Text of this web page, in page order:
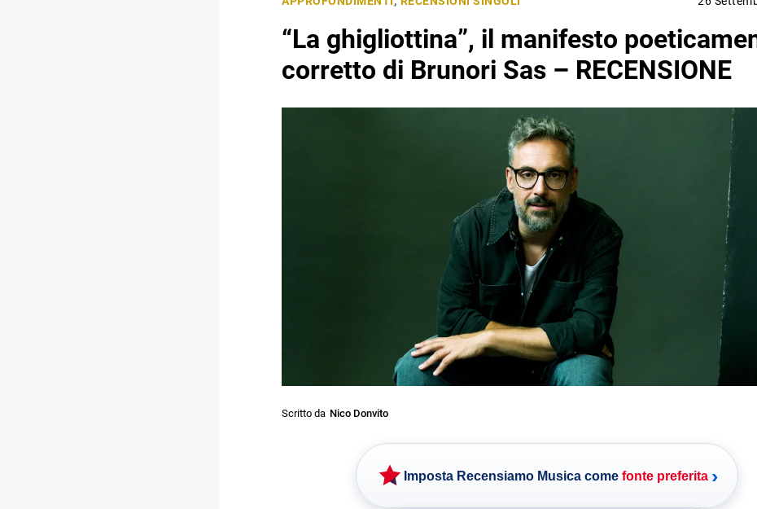
“La ghigliottina”, il manifesto
corretto di Brunori Sas – RECENSIONE
Scritto da Nico Donvito
Imposta Recensiamo Musica come fonte preferita ›